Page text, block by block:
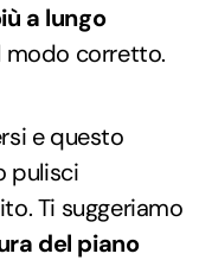
a lungo
modo corretto.
e questo
pulisci
Ti suggeriamo
del piano